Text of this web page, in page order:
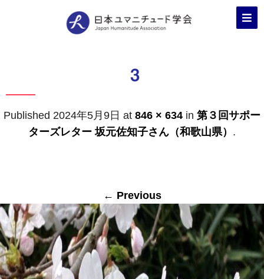
3
Published 2024年5月9日 at 846 × 634 in 第３回サポー
ターズレター 坂元佐知子さん（和歌山県） .
← Previous